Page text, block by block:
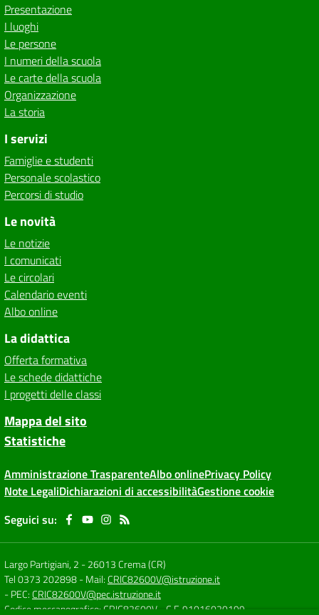
Presentazione
I luoghi
Le persone
I numeri della scuola
Le carte della scuola
Organizzazione
La storia
I servizi
Famiglie e studenti
Personale scolastico
Percorsi di studio
Le novità
Le notizie
I comunicati
Le circolari
Calendario eventi
Albo online
La didattica
Offerta formativa
Le schede didattiche
I progetti delle classi
Mappa del sito
Statistiche
Amministrazione TrasparenteAlbo onlinePrivacy Policy
Note LegaliDichiarazioni di accessibilitàGestione cookie
Seguici su:
Largo Partigiani, 2 -26013 Crema (CR)
Tel 0373 202898- Mail:CRIC82600V@istruzione.it
- PEC:CRIC82600V@pec.istruzione.it
Codice meccanografico: CRIC82600V
- C.F. 91016020199